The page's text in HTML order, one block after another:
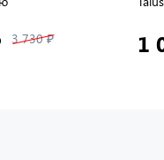
3 730 ₽ 1